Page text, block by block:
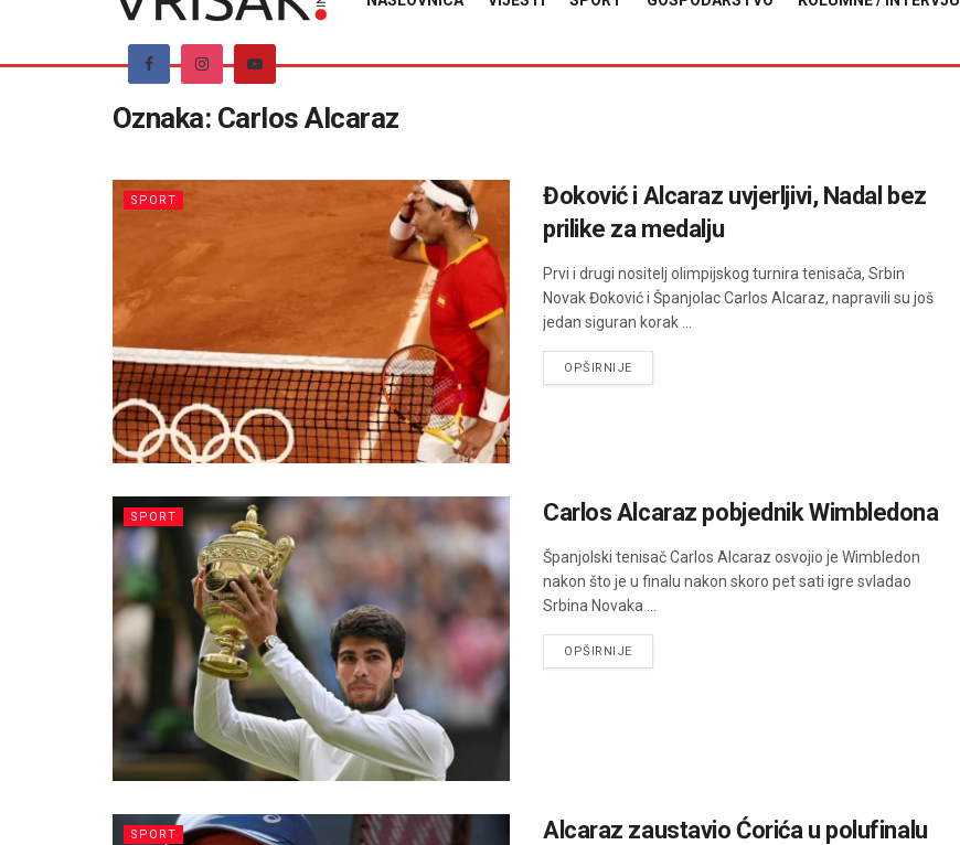
Oznaka: Carlos Alcaraz
SPORT
Đoković i Alcaraz uvjerljivi, Nadal bez
prilike za medalju
Prvi i drugi nositelj olimpijskog turnira tenisača, Srbin
Novak Đoković i Španjolac Carlos Alcaraz, napravili su još
jedan siguran korak ...
OPŠIRNIJEDETAILS
SPORT Carlos Alcaraz pobjednik Wimbledona
Španjolski tenisač Carlos Alcaraz osvojio je Wimbledon
nakon što je u finalu nakon skoro pet sati igre svladao
Srbina Novaka ...
OPŠIRNIJEDETAILS
SPORT
Alcaraz zaustavio Ćorića u polufinalu